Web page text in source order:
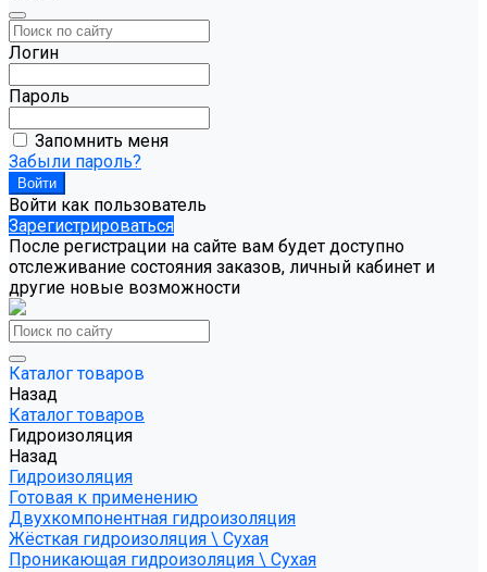
Логин
Пароль
Запомнить меня
Забыли пароль?
Войти как пользователь
Зарегистрироваться
После регистрации на сайте вам будет доступно
отслеживание состояния заказов, личный кабинет и
другие новые возможности
Каталог товаров
Назад
Каталог товаров
Гидроизоляция
Назад
Гидроизоляция
Готовая к применению
Двухкомпонентная гидроизоляция
Жёсткая гидроизоляция \ Сухая
Проникающая гидроизоляция \ Сухая